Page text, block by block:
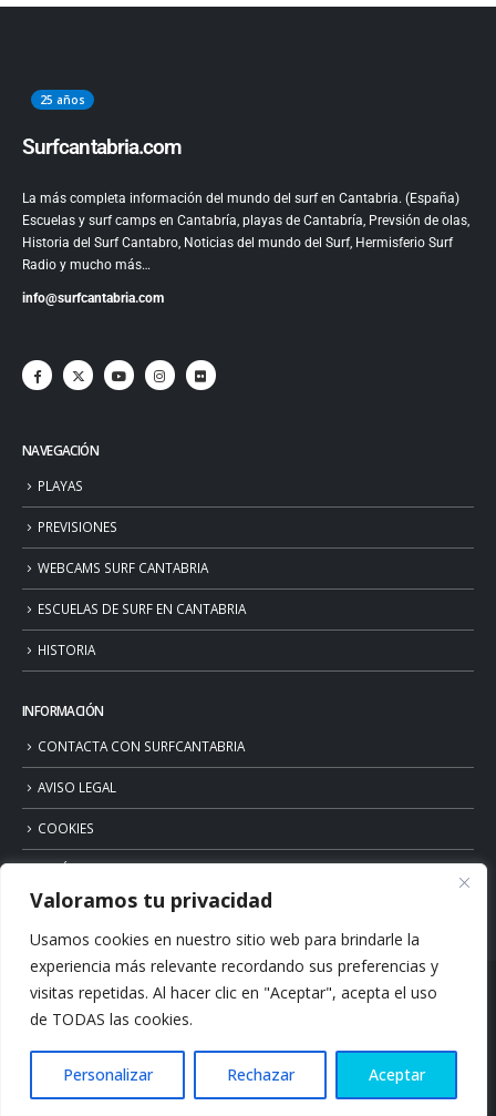
Valoramos tu privacidad
Usamos cookies en nuestro sitio web para brindarle la
experiencia más relevante recordando sus preferencias y
visitas repetidas. Al hacer clic en "Aceptar", acepta el uso
de TODAS las cookies.
Personalizar Rechazar Aceptar
25 años
Surfcantabria.com
La más completa información del mundo del surf en Cantabria. (España)
Escuelas y surf camps en Cantabría, playas de Cantabría, Prevsión de olas,
Historia del Surf Cantabro, Noticias del mundo del Surf, Hermisferio Surf
Radio y mucho más…
info@surfcantabria.com
NAVEGACIÓN
PLAYAS
PREVISIONES
WEBCAMS SURF CANTABRIA
ESCUELAS DE SURF EN CANTABRIA
HISTORIA
INFORMACIÓN
CONTACTA CON SURFCANTABRIA
AVISO LEGAL
COOKIES
POLÍTICA DE PRIVACIDAD
© Copyright 2026. Surfcantabria.com. All Rights Reserved.